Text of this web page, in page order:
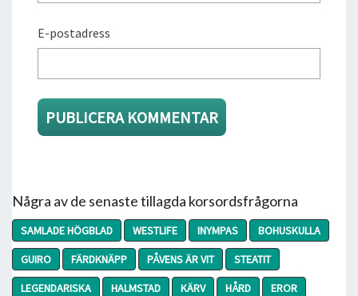
E-postadress
Några av de senaste tillagda korsordsfrågorna
SAMLADE HÖGBLAD WESTLIFE INYMPAS
BOHUSKULLA
GUIRO
FÄRDKNÄPP PÅVENS ÄR VIT
STEATIT
LEGENDARISKA
HALMSTAD KÄRV HÅRD
EROR